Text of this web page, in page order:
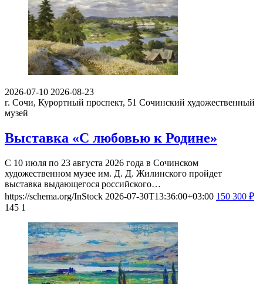
2026-07-10 2026-08-23
г. Сочи, Курортный проспект, 51 Сочинский художественный
музей
Выставка «С любовью к Родине»
С 10 июля по 23 августа 2026 года в Сочинском
художественном музее им. Д. Д. Жилинского пройдет
выставка выдающегося российского…
https://schema.org/InStock 2026-07-30T13:36:00+03:00 150 300 ₽
145 1